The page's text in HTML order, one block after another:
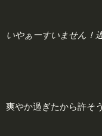
いやぁーすいません！
爽やか過ぎたから許そ